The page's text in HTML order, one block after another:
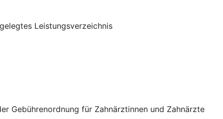
Leistungsverzeichnis
Gebührenordnung für Zahnärztinnen und Zahnärzte